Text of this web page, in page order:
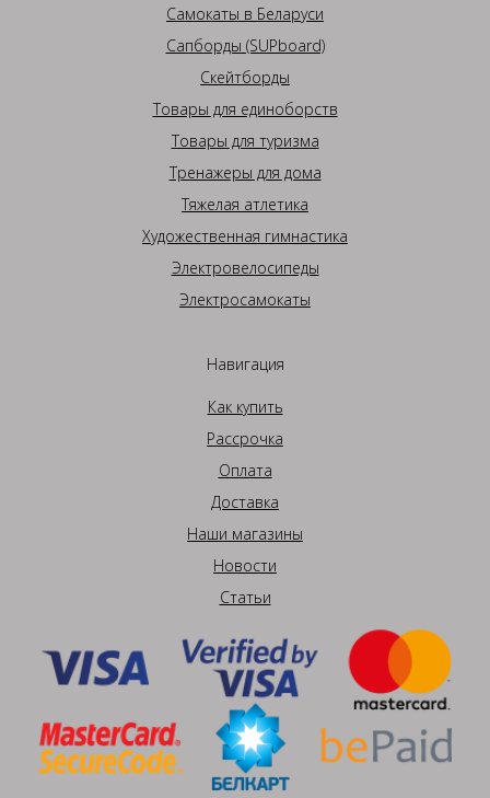
Самокаты в Беларуси
Сапборды (SUPboard)
Скейтборды
Товары для единоборств
Товары для туризма
Тренажеры для дома
Тяжелая атлетика
Художественная гимнастика
Электровелосипеды
Электросамокаты
Навигация
Как купить
Рассрочка
Оплата
Доставка
Наши магазины
Новости
Статьи